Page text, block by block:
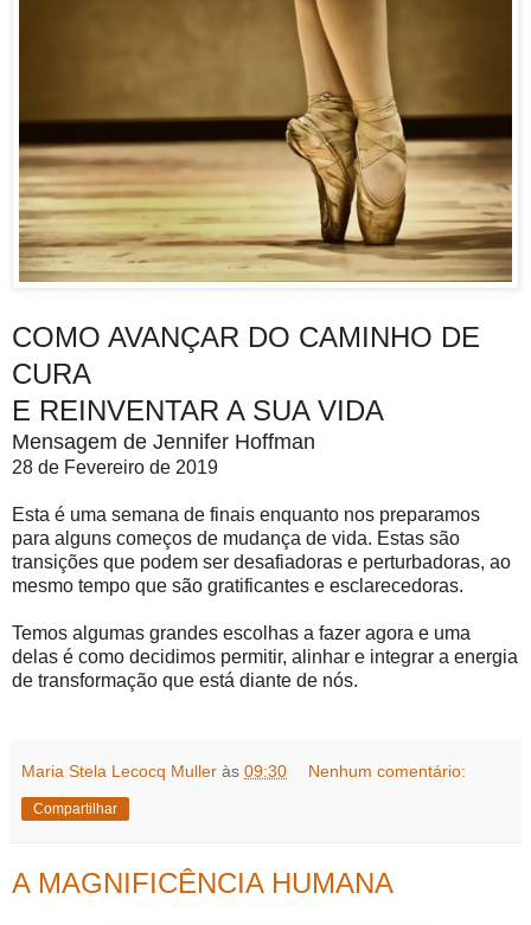
COMO AVANÇAR DO CAMINHO DE
CURA
E REINVENTAR A SUA VIDA
Mensagem de Jennifer Hoffman
28 de Fevereiro de 2019
Esta é uma semana de finais enquanto nos preparamos
para alguns começos de mudança de vida. Estas são
transições que podem ser desafiadoras e perturbadoras, ao
mesmo tempo que são gratificantes e esclarecedoras.
Temos algumas grandes escolhas a fazer agora e uma
delas é como decidimos permitir, alinhar e integrar a energia
de transformação que está diante de nós.
Maria Stela Lecocq Muller às 09:30 Nenhum comentário:
Compartilhar
A MAGNIFICÊNCIA HUMANA